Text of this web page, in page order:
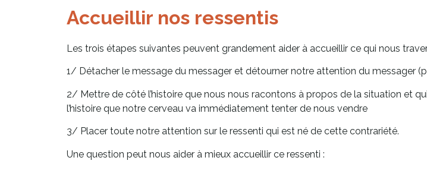
Accueillir nos ressentis
Les trois étapes suivantes peuvent grandement aider à accueillir ce qui nous
1/ Détacher le message du messager et détourner notre attention du messager
2/ Mettre de côté l’histoire que nous nous racontons à propos de la situation et
l’histoire que notre cerveau va immédiatement tenter de nous vendre
3/ Placer toute notre attention sur le ressenti qui est né de cette contrariété.
Une question peut nous aider à mieux accueillir ce ressenti :